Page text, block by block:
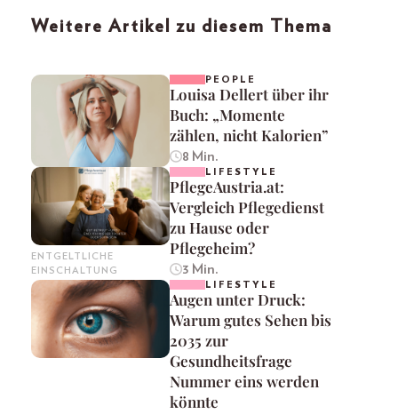
Weitere Artikel zu diesem Thema
PEOPLE
Louisa Dellert über ihr
Buch: „Momente
zählen, nicht Kalorien”
8 Min.
ENTGELTLICHE
EINSCHALTUNG
LIFESTYLE
PflegeAustria.at:
Vergleich Pflegedienst
zu Hause oder
Pflegeheim?
3 Min.
LIFESTYLE
Augen unter Druck:
Warum gutes Sehen bis
2035 zur
Gesundheitsfrage
Nummer eins werden
könnte